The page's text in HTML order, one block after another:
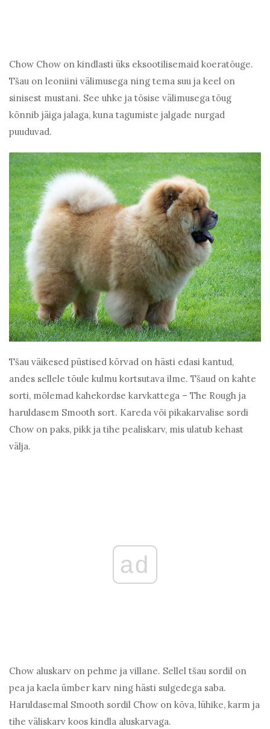
Chow Chow on kindlasti üks eksootilisemaid koeratõuge.
Tšau on leoniini välimusega ning tema suu ja keel on
sinisest mustani. See uhke ja tõsise välimusega tõug
kõnnib jäiga jalaga, kuna tagumiste jalgade nurgad
puuduvad.
Tšau väikesed püstised kõrvad on hästi edasi kantud,
andes sellele tõule kulmu kortsutava ilme. Tšaud on kahte
sorti, mõlemad kahekordse karvkattega – The Rough ja
haruldasem Smooth sort. Kareda või pikakarvalise sordi
Chow on paks, pikk ja tihe pealiskarv, mis ulatub kehast
välja.
ad
Chow aluskarv on pehme ja villane. Sellel tšau sordil on
pea ja kaela ümber karv ning hästi sulgedega saba.
Haruldasemal Smooth sordil Chow on kõva, lühike, karm ja
tihe väliskarv koos kindla aluskarvaga.